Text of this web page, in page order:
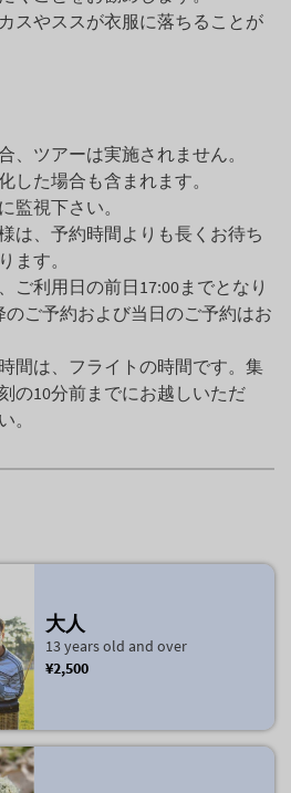
スやススが衣服に落ちることが
、ツアーは実施されません。
した場合も含まれます。
監視下さい。
は、予約時間よりも長くお待ち
ます。
ご利用日の前日17:00までとなり
のご予約および当日のご予約はお
間は、フライトの時間です。集
の10分前までにお越しいただ
。
大人
13 years old and over
¥2,500